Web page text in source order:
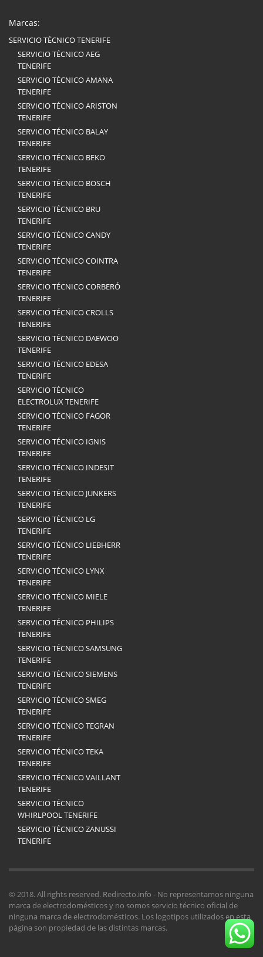
Marcas:
SERVICIO TÉCNICO TENERIFE
SERVICIO TÉCNICO AEG
TENERIFE
SERVICIO TÉCNICO AMANA
TENERIFE
SERVICIO TÉCNICO ARISTON
TENERIFE
SERVICIO TÉCNICO BALAY
TENERIFE
SERVICIO TÉCNICO BEKO
TENERIFE
SERVICIO TÉCNICO BOSCH
TENERIFE
SERVICIO TÉCNICO BRU
TENERIFE
SERVICIO TÉCNICO CANDY
TENERIFE
SERVICIO TÉCNICO COINTRA
TENERIFE
SERVICIO TÉCNICO CORBERÓ
TENERIFE
SERVICIO TÉCNICO CROLLS
TENERIFE
SERVICIO TÉCNICO DAEWOO
TENERIFE
SERVICIO TÉCNICO EDESA
TENERIFE
SERVICIO TÉCNICO
ELECTROLUX TENERIFE
SERVICIO TÉCNICO FAGOR
TENERIFE
SERVICIO TÉCNICO IGNIS
TENERIFE
SERVICIO TÉCNICO INDESIT
TENERIFE
SERVICIO TÉCNICO JUNKERS
TENERIFE
SERVICIO TÉCNICO LG
TENERIFE
SERVICIO TÉCNICO LIEBHERR
TENERIFE
SERVICIO TÉCNICO LYNX
TENERIFE
SERVICIO TÉCNICO MIELE
TENERIFE
SERVICIO TÉCNICO PHILIPS
TENERIFE
SERVICIO TÉCNICO SAMSUNG
TENERIFE
SERVICIO TÉCNICO SIEMENS
TENERIFE
SERVICIO TÉCNICO SMEG
TENERIFE
SERVICIO TÉCNICO TEGRAN
TENERIFE
SERVICIO TÉCNICO TEKA
TENERIFE
SERVICIO TÉCNICO VAILLANT
TENERIFE
SERVICIO TÉCNICO
WHIRLPOOL TENERIFE
SERVICIO TÉCNICO ZANUSSI
TENERIFE
© 2018. All rights reserved. Redirecto.info - No representamos ninguna
marca de electrodomésticos y no somos servicio técnico oficial de
ninguna marca de electrodomésticos. Los logotipos utilizados en esta
página son propiedad de las distintas marcas.